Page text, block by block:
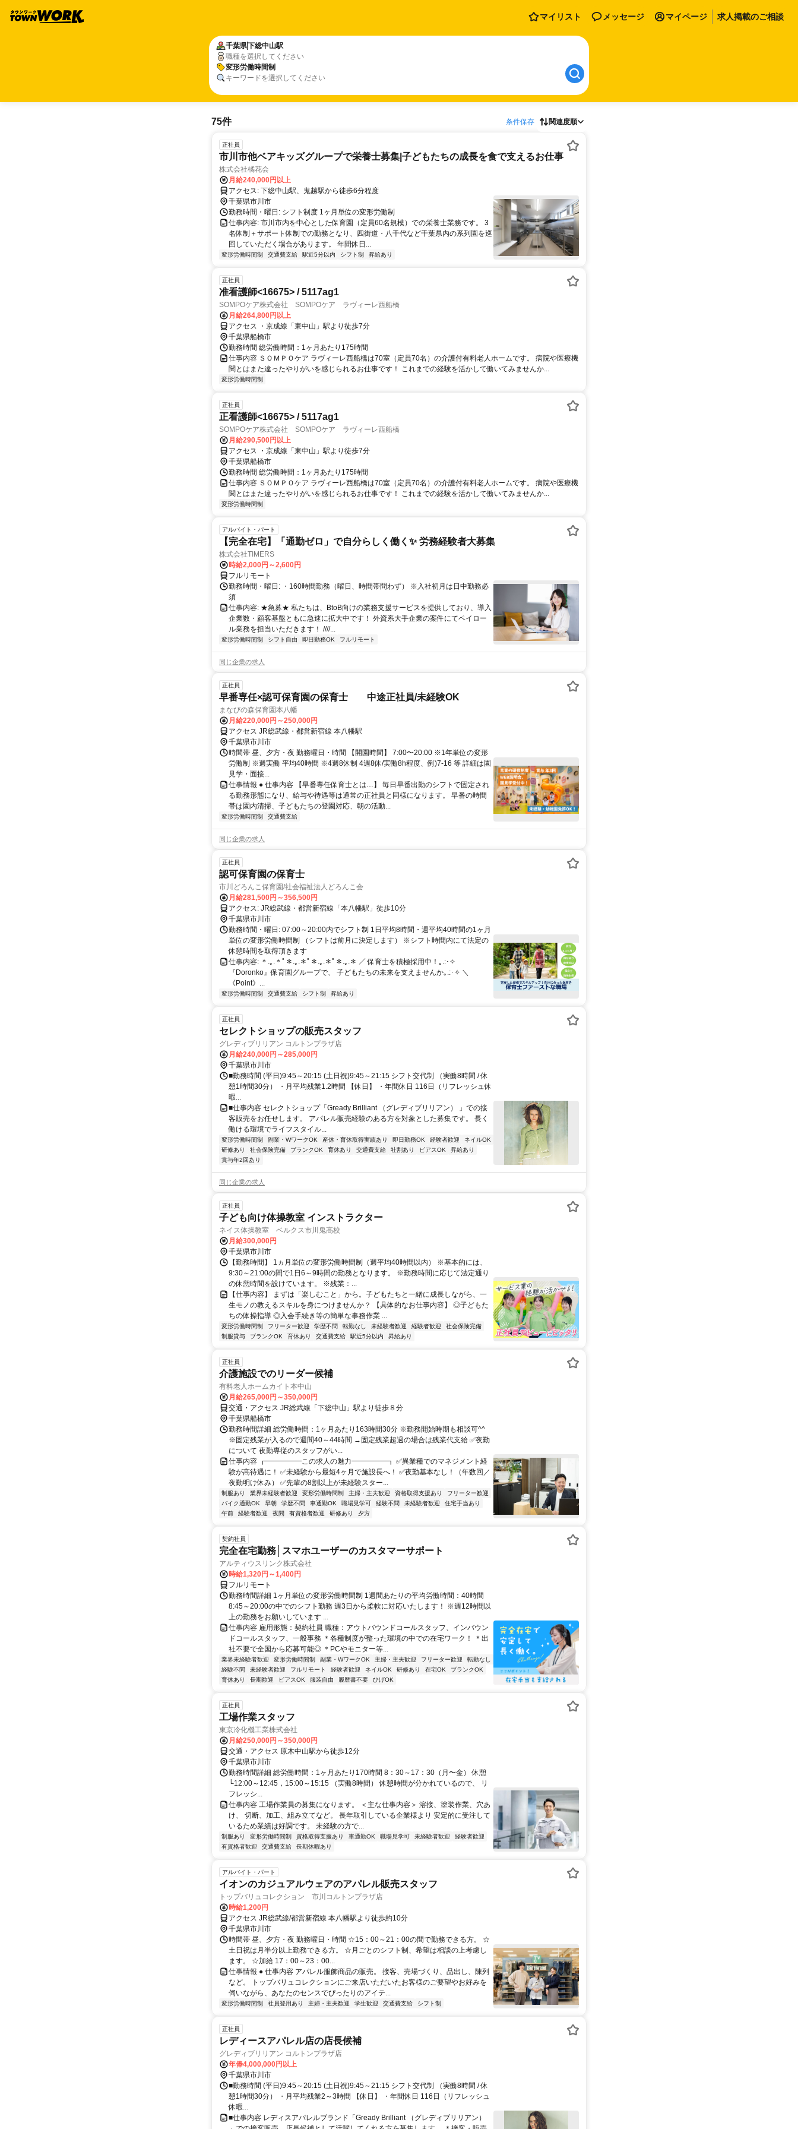
マイリスト メッセージ マイページ 求人掲載のご相談
千葉県下総中山駅
職種を選択してください
変形労働時間制
キーワードを選択してください
75件 条件保存 関連度順
正社員
市川市他ベアキッズグループで栄養士募集|子どもたちの成長を食で支えるお仕事
株式会社橘花会
月給240,000円以上
アクセス: 下総中山駅、鬼越駅から徒歩6分程度
千葉県市川市
勤務時間・曜日: シフト制度 1ヶ月単位の変形労働制
仕事内容: 市川市内を中心とした保育園（定員60名規模）での栄養士業務です。 3
名体制＋サポート体制での勤務となり、四街道・八千代など千葉県内の系列園を巡
回していただく場合があります。 年間休日...
変形労働時間制 交通費支給 駅近5分以内 シフト制 昇給あり
正社員
准看護師<16675> / 5117ag1
SOMPOケア株式会社 SOMPOケア ラヴィーレ西船橋
月給264,800円以上
アクセス ・京成線「東中山」駅より徒歩7分
千葉県船橋市
勤務時間 総労働時間：1ヶ月あたり175時間
仕事内容 ＳＯＭＰＯケア ラヴィーレ西船橋は70室（定員70名）の介護付有料老人ホームです。 病院や医療機
関とはまた違ったやりがいを感じられるお仕事です！ これまでの経験を活かして働いてみませんか...
変形労働時間制
正社員
正看護師<16675> / 5117ag1
SOMPOケア株式会社 SOMPOケア ラヴィーレ西船橋
月給290,500円以上
アクセス ・京成線「東中山」駅より徒歩7分
千葉県船橋市
勤務時間 総労働時間：1ヶ月あたり175時間
仕事内容 ＳＯＭＰＯケア ラヴィーレ西船橋は70室（定員70名）の介護付有料老人ホームです。 病院や医療機
関とはまた違ったやりがいを感じられるお仕事です！ これまでの経験を活かして働いてみませんか...
変形労働時間制
アルバイト・パート
【完全在宅】「通勤ゼロ」で自分らしく働く✨ 労務経験者大募集
株式会社TIMERS
時給2,000円～2,600円
フルリモート
勤務時間・曜日: ・160時間勤務（曜日、時間帯問わず） ※入社初月は日中勤務必
須
仕事内容: ★急募★ 私たちは、BtoB向けの業務支援サービスを提供しており、導入
企業数・顧客基盤ともに急速に拡大中です！ 外資系大手企業の案件にてペイロー
ル業務を担当いただきます！ ////...
変形労働時間制 シフト自由 即日勤務OK フルリモート
同じ企業の求人
正社員
早番専任×認可保育園の保育士 中途正社員/未経験OK
まなびの森保育園本八幡
月給220,000円～250,000円
アクセス JR総武線・都営新宿線 本八幡駅
千葉県市川市
時間帯 昼、夕方・夜 勤務曜日・時間 【開園時間】 7:00〜20:00 ※1年単位の変形
労働制 ※週実働 平均40時間 ※4週8休制 4週8休/実働8h程度、例)7-16 等 詳細は園
見学・面接...
仕事情報 ● 仕事内容 【早番専任保育士とは…】 毎日早番出勤のシフトで固定され
る勤務形態になり、給与や待遇等は通常の正社員と同様になります。 早番の時間
帯は園内清掃、子どもたちの登園対応、朝の活動...
変形労働時間制 交通費支給
同じ企業の求人
正社員
認可保育園の保育士
市川どろんこ保育園/社会福祉法人どろんこ会
月給281,500円～356,500円
アクセス: JR総武線・都営新宿線「本八幡駅」徒歩10分
千葉県市川市
勤務時間・曜日: 07:00～20:00内でシフト制 1日平均8時間・週平均40時間の1ヶ月
単位の変形労働時間制 （シフトは前月に決定します） ※シフト時間内にて法定の
休憩時間を取得頂きます
仕事内容: ＊.｡.＊ﾟ＊.｡.＊ﾟ＊.｡.＊ﾟ＊.｡.＊ ／ 保育士を積極採用中！｡.:･✧
『Doronko』保育園グループで、 子どもたちの未来を支えませんか｡.:･✧ ＼
《Point》...
変形労働時間制 交通費支給 シフト制 昇給あり
正社員
セレクトショップの販売スタッフ
グレディブリリアン コルトンプラザ店
月給240,000円～285,000円
千葉県市川市
■勤務時間 (平日)9:45～20:15 (土日祝)9:45～21:15 シフト交代制 （実働8時間 / 休
憩1時間30分） ・月平均残業1.2時間 【休日】 ・年間休日 116日（リフレッシュ休
暇...
■仕事内容 セレクトショップ「Gready Brilliant （グレディブリリアン） 」での接
客販売をお任せします。 アパレル販売経験のある方を対象とした募集です。 長く
働ける環境でライフスタイル...
変形労働時間制 副業・WワークOK 産休・育休取得実績あり 即日勤務OK 経験者歓迎
ネイルOK
研修あり
社会保険完備 ブランクOK 育休あり 交通費支給 社割あり ピアスOK
昇給あり
賞与年2回あり
同じ企業の求人
正社員
子ども向け体操教室 インストラクター
ネイス体操教室 ベルクス市川鬼高校
月給300,000円
千葉県市川市
【勤務時間】 1ヵ月単位の変形労働時間制（週平均40時間以内） ※基本的には、
9:30～21:00の間で1日6～9時間の勤務となります。 ※勤務時間に応じて法定通り
の休憩時間を設けています。 ※残業：...
【仕事内容】 まずは「楽しむこと」から。子どもたちと一緒に成長しながら、一
生モノの教えるスキルを身につけませんか？ 【具体的なお仕事内容】 ◎子どもた
ちの体操指導 ◎入会手続き等の簡単な事務作業 ...
変形労働時間制 フリーター歓迎 学歴不問 転勤なし 未経験者歓迎 経験者歓迎
社会保険完備
制服貸与
ブランクOK 育休あり 交通費支給 駅近5分以内 昇給あり
正社員
介護施設でのリーダー候補
有料老人ホームカイト本中山
月給265,000円～350,000円
交通・アクセス JR総武線「下総中山」駅より徒歩８分
千葉県船橋市
勤務時間詳細 総労働時間：1ヶ月あたり163時間30分 ※勤務開始時期も相談可^^
※固定残業が入るので週間40～44時間 →固定残業超過の場合は残業代支給 ✅夜勤
について 夜勤専従のスタッフがい...
仕事内容 ┏━━━━━この求人の魅力━━━━━┓ ✅異業種でのマネジメント経
験が高待遇に！ ✅未経験から最短4ヶ月で施設長へ！ ✅夜勤基本なし！（年数回／
夜勤明け休み） ✅先輩の8割以上が未経験スター...
制服あり 業界未経験者歓迎 変形労働時間制 主婦・主夫歓迎 資格取得支援あり
フリーター歓迎
バイク通勤OK
早朝 学歴不問 車通勤OK 職場見学可 経験不問 未経験者歓迎
住宅手当あり
午前
経験者歓迎 夜間 有資格者歓迎 研修あり 夕方
契約社員
完全在宅勤務│スマホユーザーのカスタマーサポート
アルティウスリンク株式会社
時給1,320円～1,400円
フルリモート
勤務時間詳細 1ヶ月単位の変形労働時間制 1週間あたりの平均労働時間：40時間
8:45～20:00の中でのシフト勤務 週3日から柔軟に対応いたします！ ※週12時間以
上の勤務をお願いしています ...
仕事内容 雇用形態：契約社員 職種：アウトバウンドコールスタッフ、インバウン
ドコールスタッフ、一般事務 ＊各種制度が整った環境の中での在宅ワーク！ ＊出
社不要で全国から応募可能◎ ＊PCやモニター等...
業界未経験者歓迎 変形労働時間制 副業・WワークOK 主婦・主夫歓迎 フリーター歓迎
転勤なし
経験不問
未経験者歓迎 フルリモート 経験者歓迎 ネイルOK 研修あり 在宅OK
ブランクOK
育休あり
長期歓迎 ピアスOK 服装自由 履歴書不要 ひげOK
正社員
工場作業スタッフ
東京冷化機工業株式会社
月給250,000円～350,000円
交通・アクセス 原木中山駅から徒歩12分
千葉県市川市
勤務時間詳細 総労働時間：1ヶ月あたり170時間 8：30～17：30（月〜金） 休憩
└12:00～12:45，15:00～15:15 （実働8時間） 休憩時間が分かれているので、 リ
フレッシ...
仕事内容 工場作業員の募集になります。 ＜主な仕事内容＞ 溶接、塗装作業、穴あ
け、 切断、加工、組み立てなど。 長年取引している企業様より 安定的に受注して
いるため業績は好調です。 未経験の方で...
制服あり 変形労働時間制 資格取得支援あり 車通勤OK 職場見学可 未経験者歓迎
経験者歓迎
有資格者歓迎
交通費支給 長期休暇あり
アルバイト・パート
イオンのカジュアルウェアのアパレル販売スタッフ
トップバリュコレクション 市川コルトンプラザ店
時給1,200円
アクセス JR総武線/都営新宿線 本八幡駅より徒歩約10分
千葉県市川市
時間帯 昼、夕方・夜 勤務曜日・時間 ☆15：00～21：00の間で勤務できる方。 ☆
土日祝は月半分以上勤務できる方。 ☆月ごとのシフト制、希望は相談の上考慮し
ます。 ☆加給 17：00～23：00...
仕事情報 ● 仕事内容 アパレル服飾商品の販売。 接客、売場づくり、品出し、陳列
など。 トップバリュコレクションにご来店いただいたお客様のご要望やお好みを
伺いながら、あなたのセンスでぴったりのアイテ...
変形労働時間制 社員登用あり 主婦・主夫歓迎 学生歓迎 交通費支給 シフト制
正社員
レディースアパレル店の店長候補
グレディブリリアン コルトンプラザ店
年俸4,000,000円以上
千葉県市川市
■勤務時間 (平日)9:45～20:15 (土日祝)9:45～21:15 シフト交代制 （実働8時間 / 休
憩1時間30分） ・月平均残業2～3時間 【休日】 ・年間休日 116日（リフレッシュ
休暇...
■仕事内容 レディスアパレルブランド「Gready Brilliant （グレディブリリアン）